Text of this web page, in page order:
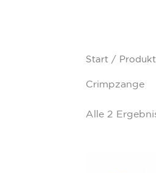
Start /
Crimpzange
Alle 2